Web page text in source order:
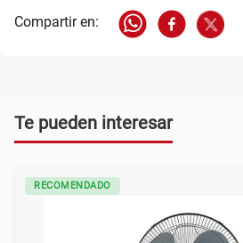
Te pueden interesar
RECOMENDADO